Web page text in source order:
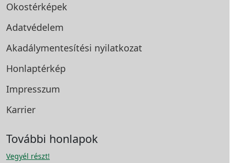
Okostérképek
Adatvédelem
Akadálymentesítési nyilatkozat
Honlaptérkép
Impresszum
Karrier
További honlapok
Vegyél részt!